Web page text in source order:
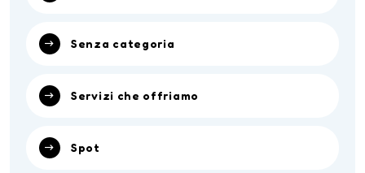
Senza categoria
Servizi che offriamo
Spot